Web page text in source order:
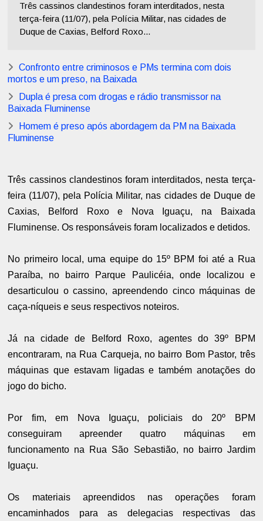
Três cassinos clandestinos foram interditados, nesta
terça-feira (11/07), pela Polícia Militar, nas cidades de
Duque de Caxias, Belford Roxo...
Confronto entre criminosos e PMs termina com dois
mortos e um preso, na Baixada
Dupla é presa com drogas e rádio transmissor na
Baixada Fluminense
Homem é preso após abordagem da PM na Baixada
Fluminense
Três cassinos clandestinos foram interditados, nesta terça-
feira (11/07), pela Polícia Militar, nas cidades de Duque de
Caxias, Belford Roxo e Nova Iguaçu, na Baixada
Fluminense. Os responsáveis foram localizados e detidos.
No primeiro local, uma equipe do 15º BPM foi até a Rua
Paraíba, no bairro Parque Paulicéia, onde localizou e
desarticulou o cassino, apreendendo cinco máquinas de
caça-níqueis e seus respectivos noteiros.
Já na cidade de Belford Roxo, agentes do 39º BPM
encontraram, na Rua Carqueja, no bairro Bom Pastor, três
máquinas que estavam ligadas e também anotações do
jogo do bicho.
Por fim, em Nova Iguaçu, policiais do 20º BPM
conseguiram apreender quatro máquinas em
funcionamento na Rua São Sebastião, no bairro Jardim
Iguaçu.
Os materiais apreendidos nas operações foram
encaminhados para as delegacias respectivas das